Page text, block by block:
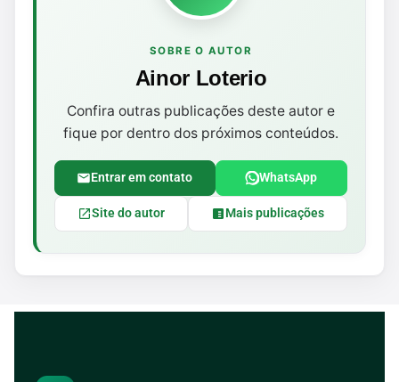
SOBRE O AUTOR
Ainor Loterio
Confira outras publicações deste autor e
fique por dentro dos próximos conteúdos.
Entrar em contato WhatsApp
Site do autor Mais publicações